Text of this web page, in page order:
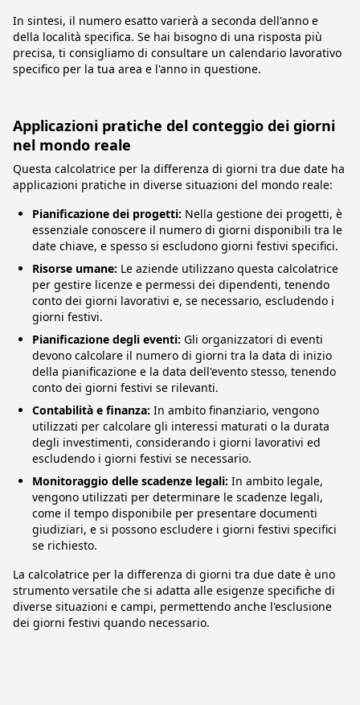
In sintesi, il numero esatto varierà a seconda dell'anno e
della località specifica. Se hai bisogno di una risposta più
precisa, ti consigliamo di consultare un calendario lavorativo
specifico per la tua area e l'anno in questione.
Applicazioni pratiche del conteggio dei giorni
nel mondo reale
Questa calcolatrice per la differenza di giorni tra due date ha
applicazioni pratiche in diverse situazioni del mondo reale:
Pianificazione dei progetti: Nella gestione dei progetti, è
essenziale conoscere il numero di giorni disponibili tra le
date chiave, e spesso si escludono giorni festivi specifici.
Risorse umane: Le aziende utilizzano questa calcolatrice
per gestire licenze e permessi dei dipendenti, tenendo
conto dei giorni lavorativi e, se necessario, escludendo i
giorni festivi.
Pianificazione degli eventi: Gli organizzatori di eventi
devono calcolare il numero di giorni tra la data di inizio
della pianificazione e la data dell'evento stesso, tenendo
conto dei giorni festivi se rilevanti.
Contabilità e finanza: In ambito finanziario, vengono
utilizzati per calcolare gli interessi maturati o la durata
degli investimenti, considerando i giorni lavorativi ed
escludendo i giorni festivi se necessario.
Monitoraggio delle scadenze legali: In ambito legale,
vengono utilizzati per determinare le scadenze legali,
come il tempo disponibile per presentare documenti
giudiziari, e si possono escludere i giorni festivi specifici
se richiesto.
La calcolatrice per la differenza di giorni tra due date è uno
strumento versatile che si adatta alle esigenze specifiche di
diverse situazioni e campi, permettendo anche l'esclusione
dei giorni festivi quando necessario.